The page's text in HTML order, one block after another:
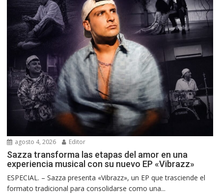
agosto 4, 2026 Editor
Sazza transforma las etapas del amor en una
experiencia musical con su nuevo EP «Vibrazz»
ESPECIAL. – Sazza presenta «Vibrazz», un EP que trasciende el
formato tradicional para consolidarse como una...